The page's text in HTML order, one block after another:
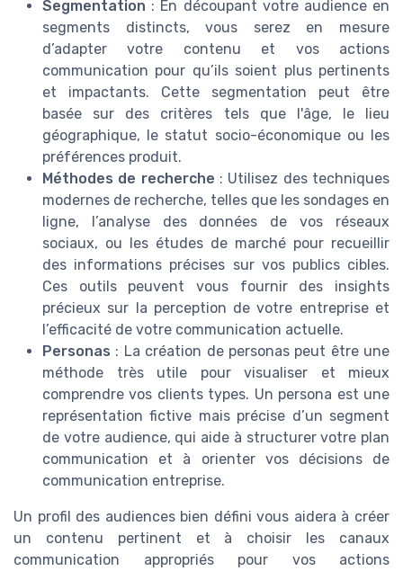
Segmentation : En découpant votre audience en
segments distincts, vous serez en mesure
d’adapter votre contenu et vos actions
communication pour qu’ils soient plus pertinents
et impactants. Cette segmentation peut être
basée sur des critères tels que l'âge, le lieu
géographique, le statut socio-économique ou les
préférences produit.
Méthodes de recherche : Utilisez des techniques
modernes de recherche, telles que les sondages en
ligne, l’analyse des données de vos réseaux
sociaux, ou les études de marché pour recueillir
des informations précises sur vos publics cibles.
Ces outils peuvent vous fournir des insights
précieux sur la perception de votre entreprise et
l’efficacité de votre communication actuelle.
Personas : La création de personas peut être une
méthode très utile pour visualiser et mieux
comprendre vos clients types. Un persona est une
représentation fictive mais précise d’un segment
de votre audience, qui aide à structurer votre plan
communication et à orienter vos décisions de
communication entreprise.
Un profil des audiences bien défini vous aidera à créer
un contenu pertinent et à choisir les canaux
communication appropriés pour vos actions